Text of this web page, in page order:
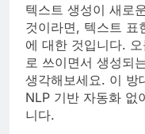
텍스트 생성이 새로
것이라면, 텍스트 표
에 대한 것입니다.
로 쓰이면서 생성되
생각해보세요. 이 방
NLP 기반 자동화 없
니다.